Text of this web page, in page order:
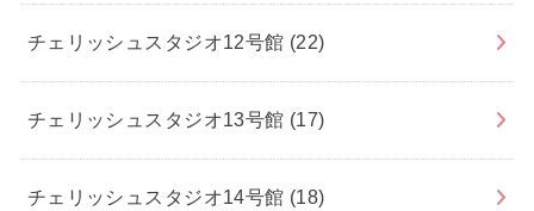
チェリッシュスタジオ12号館 (22)
チェリッシュスタジオ13号館 (17)
チェリッシュスタジオ14号館 (18)